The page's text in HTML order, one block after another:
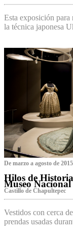
Esta exposición para
la técnica japonesa
De marzo a agosto de 2015
Hilos de
Museo
Castillo de Chapultepec
Vestidos con cerca
prendas usadas